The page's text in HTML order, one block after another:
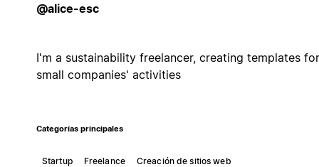
@alice-esc
I'm a sustainability freelancer, creating templates for
small companies' activities
Categorías principales
Startup Freelance Creación de sitios web